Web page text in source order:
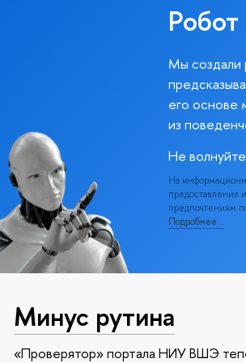
Мы создали
его основе
из
Не
На
предоставления
предпочтениям
Подробнее…
Минус рутина
«Проверятор» портала НИУ ВШЭ